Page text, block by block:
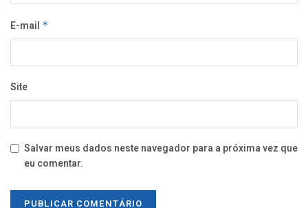
E-mail *
Site
Salvar meus dados neste navegador para a próxima vez que
eu comentar.